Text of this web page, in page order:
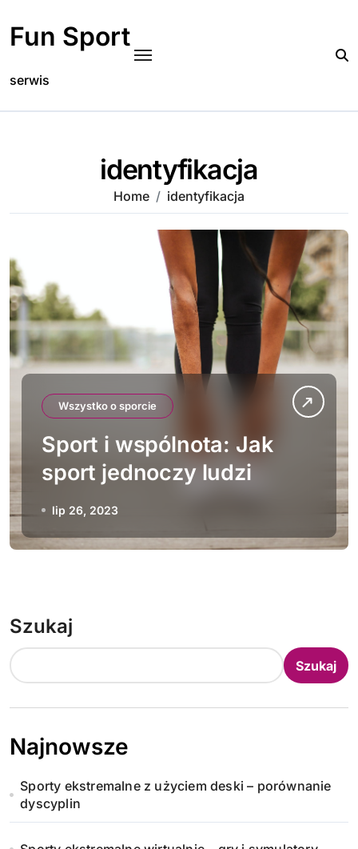
content
Fun Sport
serwis
identyfikacja
Home identyfikacja
Wszystko o sporcie
Sport i wspólnota: Jak
sport jednoczy ludzi
lip 26, 2023
Szukaj
Szukaj
Najnowsze
Sporty ekstremalne z użyciem deski – porównanie
dyscyplin